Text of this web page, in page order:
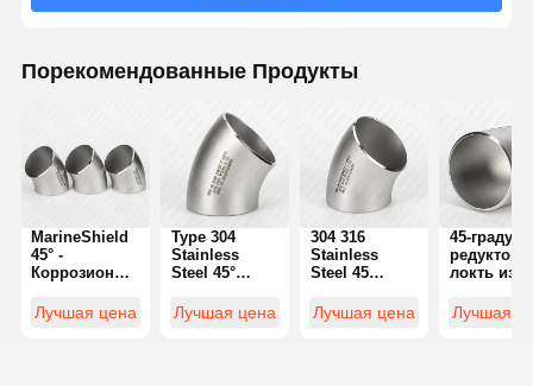
Порекомендованные Продукты
MarineShield
45° -
Коррозионностойкий
применения
в соленой
Лучшая цена
Type 304
Stainless
Steel 45°
Weld Fitting |
Specifications
Лучшая цена
304 316
Stainless
Steel 45
Butt Weld
Supplier
Лучшая цена
45-
локть из
стали:
Лучшая